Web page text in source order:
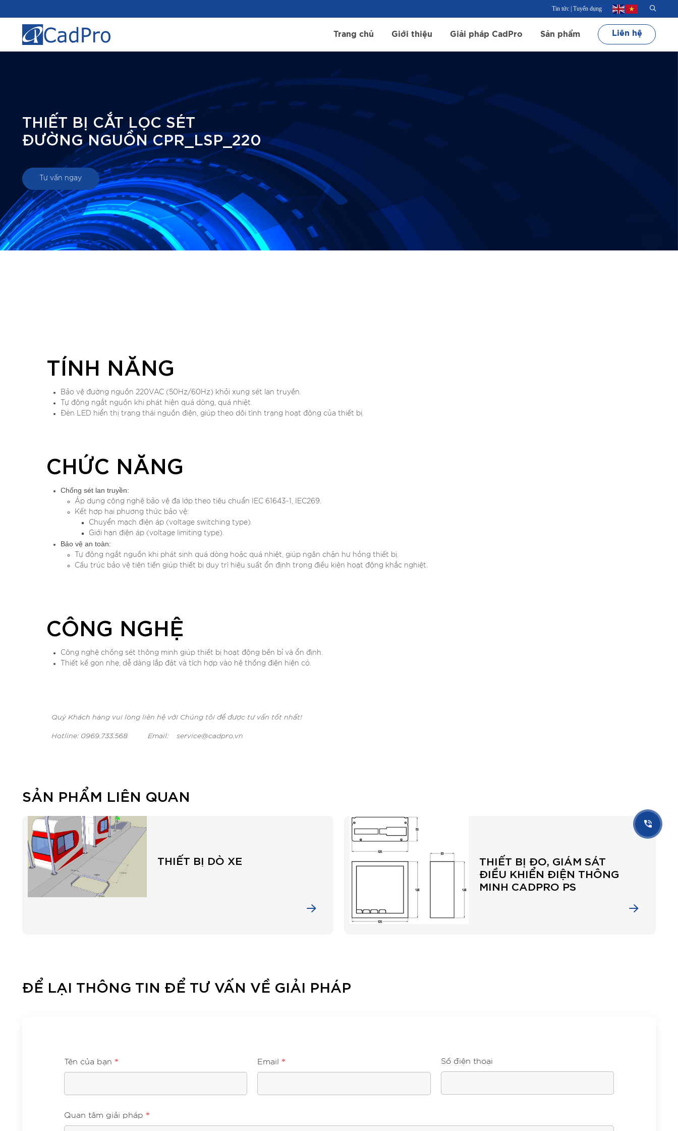
Tin tức| Tuyển dụng
Trang chủ Giới thiệu Giải pháp CadPro Sản phẩm Liên hệ
THIẾT BỊ CẮT LỌC SÉT
ĐƯỜNG NGUỒN CPR_LSP_220
Tư vấn ngay
TÍNH NĂNG
Bảo vệ đường nguồn 220VAC (50Hz/60Hz) khỏi xung sét lan truyền.
Tự động ngắt nguồn khi phát hiện quá dòng, quá nhiệt.
Đèn LED hiển thị trạng thái nguồn điện, giúp theo dõi tình trạng hoạt động của thiết bị.
CHỨC NĂNG
Chống sét lan truyền:
Áp dụng công nghệ bảo vệ đa lớp theo tiêu chuẩn IEC 61643-1, IEC269.
Kết hợp hai phương thức bảo vệ:
Chuyển mạch điện áp (voltage switching type).
Giới hạn điện áp (voltage limiting type).
Bảo vệ an toàn:
Tự động ngắt nguồn khi phát sinh quá dòng hoặc quá nhiệt, giúp ngăn chặn hư hỏng thiết bị.
Cấu trúc bảo vệ tiên tiến giúp thiết bị duy trì hiệu suất ổn định trong điều kiện hoạt động khắc nghiệt.
CÔNG NGHỆ
Công nghệ chống sét thông minh giúp thiết bị hoạt động bền bỉ và ổn định.
Thiết kế gọn nhẹ, dễ dàng lắp đặt và tích hợp vào hệ thống điện hiện có.
Quý Khách hàng vui lòng liên hệ với Chúng tôi để được tư vấn tốt nhất!
Hotline: 0969.733.568 Email: service@cadpro.vn
SẢN PHẨM LIÊN QUAN
THIẾT BỊ DÒ XE
THIẾT BỊ ĐO, GIÁM SÁT
ĐIỀU KHIỂN ĐIỆN THÔNG
MINH CADPRO PS
ĐỂ LẠI THÔNG TIN ĐỂ TƯ VẤN VỀ GIẢI PHÁP
Tên của bạn * Email * Số điện thoại
Quan tâm giải pháp *